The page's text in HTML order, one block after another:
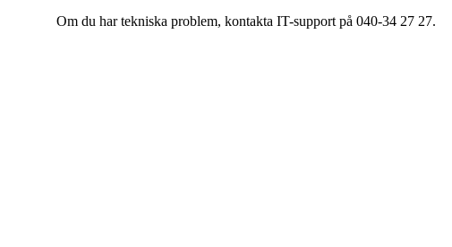
Om du har tekniska problem, kontakta IT-support på 040-34 27 27.